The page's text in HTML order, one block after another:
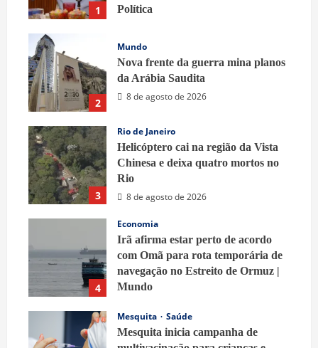
1
Política
2
Mundo
Nova frente da guerra mina planos
da Arábia Saudita
8 de agosto de 2026
3
Rio de Janeiro
Helicóptero cai na região da Vista
Chinesa e deixa quatro mortos no
Rio
8 de agosto de 2026
4
Economia
Irã afirma estar perto de acordo
com Omã para rota temporária de
navegação no Estreito de Ormuz |
Mundo
Mesquita
Saúde
Mesquita inicia campanha de